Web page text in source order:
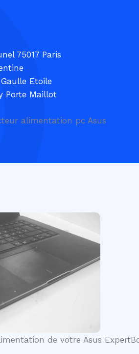
75017 Paris
Etoile
Porte Maillot
de votre Asus